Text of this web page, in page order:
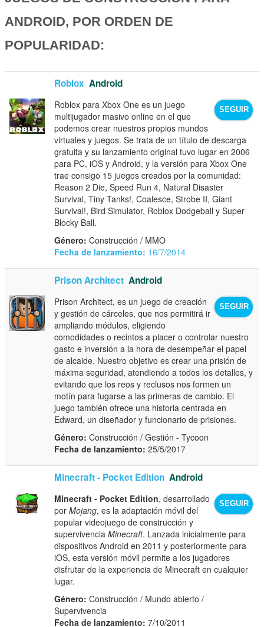
ANDROID, POR ORDEN DE
POPULARIDAD:
Roblox Android
SEGUIR
Roblox para Xbox One es un juego
multijugador masivo online en el que
podemos crear nuestros propios mundos
virtuales y juegos. Se trata de un título de descarga
gratuita y su lanzamiento original tuvo lugar en 2006
para PC, iOS y Android, y la versión para Xbox One
trae consigo 15 juegos creados por la comunidad:
Reason 2 Die, Speed Run 4, Natural Disaster
Survival, Tiny Tanks!, Coalesce, Strobe II, Giant
Survival!, Bird Simulator, Roblox Dodgeball y Super
Blocky Ball.
Género: Construcción / MMO
Fecha de lanzamiento: 16/7/2014
Prison Architect Android
SEGUIR
Prison Architect, es un juego de creación
y gestión de cárceles, que nos permitirá ir
ampliando módulos, eligiendo
comodidades o recintos a placer o controlar nuestro
gasto e inversión a la hora de desempeñar el papel
de alcaide. Nuestro objetivo es crear una prisión de
máxima seguridad, atendiendo a todos los detalles, y
evitando que los reos y reclusos nos formen un
motín para fugarse a las primeras de cambio. El
juego también ofrece una historia centrada en
Edward, un diseñador y funcionario de prisiones.
Género: Construcción / Gestión - Tycoon
Fecha de lanzamiento: 25/5/2017
Minecraft - Pocket Edition Android
SEGUIR
Minecraft - Pocket Edition, desarrollado
porMojang, es la adaptación móvil del
popular videojuego de construcción y
supervivenciaMinecraft. Lanzada inicialmente para
dispositivos Android en 2011 y posteriormente para
iOS, esta versión móvil permite a los jugadores
disfrutar de la experiencia de Minecraft en cualquier
lugar.
Género: Construcción / Mundo abierto /
Supervivencia
Fecha de lanzamiento: 7/10/2011